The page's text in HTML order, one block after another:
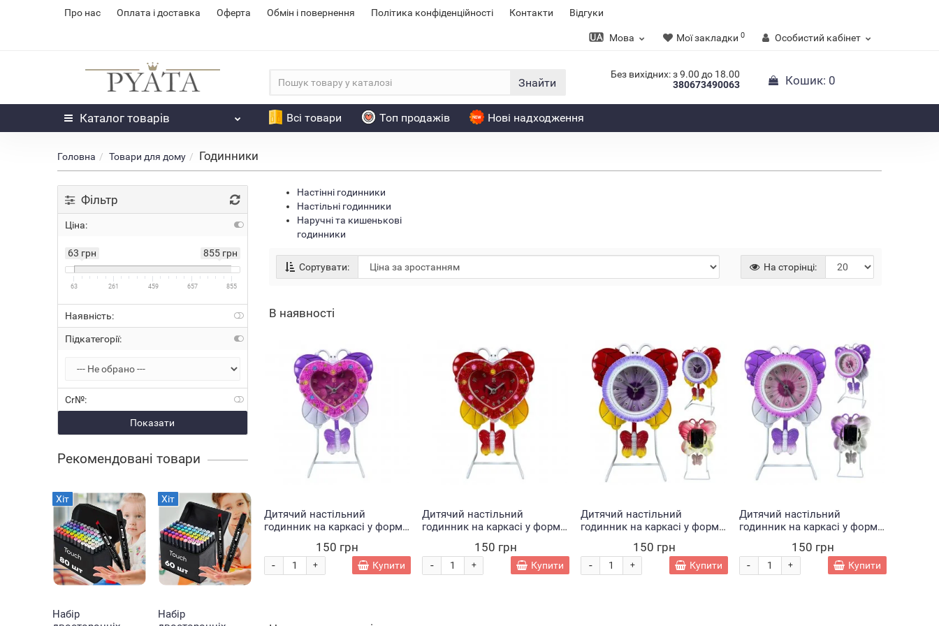
Про нас Оплата і доставка Оферта Обмін і повернення Політика конфіденційності Контакти Відгуки
Мова Мої закладки 0 Особистий кабінет
Знайти
Без вихідних: з 9.00 до 18.00
380673490063
Кошик: 0
Каталог товарів Всі товари Топ продажів Нові надходження
Головна Товари для дому Годинники
Фільтр
Ціна:
63 грн 855 грн
63 261 459 657 855
Наявність:
Підкатегорії:
Cr№:
Показати
Рекомендовані товари
Хіт
Набір
Хіт
Набір
Настінні годинники
Настільні годинники
Наручні та кишенькові
годинники
Сортувати: На сторінці:
В наявності
Дитячий настільний
годинник на каркасі у формі
Рожевий (AHMD)
150 грн
+
- Купити
Дитячий настільний
годинник на каркасі у формі
Червоний (AHMD)
150 грн
+
- Купити
Дитячий настільний
годинник на каркасі у формі
Різнокольоровий (AHMD)
150 грн
+
- Купити
Дитячий настільний
годинник на каркасі у формі
Бузковий (AHMD)
150 грн
+
- Купити